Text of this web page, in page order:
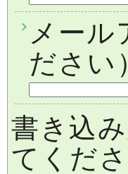
メール
ださい
書き込
てくださ